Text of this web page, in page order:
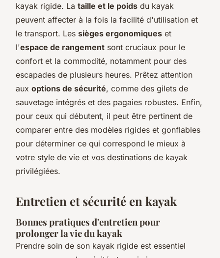
kayak rigide. La taille et le poids du kayak
peuvent affecter à la fois la facilité d'utilisation et
le transport. Les sièges ergonomiques et
l'espace de rangement sont cruciaux pour le
confort et la commodité, notamment pour des
escapades de plusieurs heures. Prêtez attention
aux options de sécurité, comme des gilets de
sauvetage intégrés et des pagaies robustes. Enfin,
pour ceux qui débutent, il peut être pertinent de
comparer entre des modèles rigides et gonflables
pour déterminer ce qui correspond le mieux à
votre style de vie et vos destinations de kayak
privilégiées.
Entretien et sécurité en kayak
Bonnes pratiques d'entretien pour
prolonger la vie du kayak
Prendre soin de son kayak rigide est essentiel